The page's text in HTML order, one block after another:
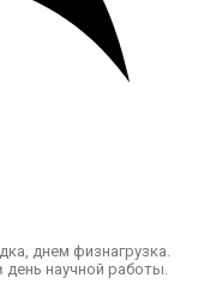
днем физнагрузка.
научной работы.